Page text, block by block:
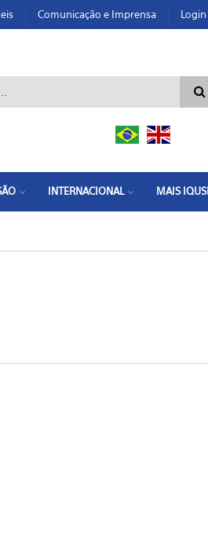
Comunicação e Imprensa Login
de busca
INTERNACIONAL MAIS